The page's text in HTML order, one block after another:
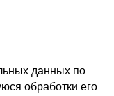
данных по
обработки его